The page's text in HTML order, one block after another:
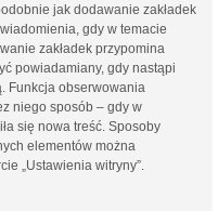
jak dodawanie zakładek
gdy w temacie
zakładek przypomina
powiadamiany, gdy nastąpi
Funkcja obserwowania
niego sposób – gdy w
się nowa treść. Sposoby
elementów można
„Ustawienia witryny”.